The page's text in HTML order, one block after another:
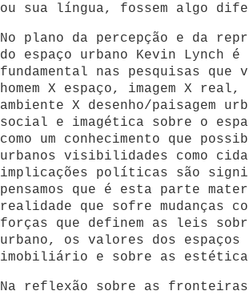
ou sua língua, fossem algo
No plano da percepção e da
do espaço urbano Kevin Lynch
fundamental nas pesquisas que
homem X espaço, imagem X
ambiente X desenho/paisagem
social e imagética sobre o
como um conhecimento que
urbanos visibilidades como
implicações políticas são
pensamos que é esta parte
realidade que sofre mudanças
forças que definem as leis
urbano, os valores dos espaços
imobiliário e sobre as
Na reflexão sobre as